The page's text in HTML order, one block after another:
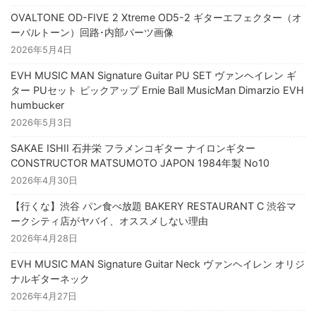
OVALTONE OD-FIVE 2 Xtreme OD5-2 ギターエフェクター（オ
ーバルトーン）回路･内部パーツ画像
2026年5月4日
EVH MUSIC MAN Signature Guitar PU SET ヴァンヘイレン ギ
ター PUセット ピックアップ Ernie Ball MusicMan Dimarzio EVH
humbucker
2026年5月3日
SAKAE ISHII 石井栄 フラメンコギター ナイロンギター
CONSTRUCTOR MATSUMOTO JAPON 1984年製 No10
2026年4月30日
【行くな】渋谷 パン食べ放題 BAKERY RESTAURANT C 渋谷マ
ークシティ店がヤバイ、オススメしない理由
2026年4月28日
EVH MUSIC MAN Signature Guitar Neck ヴァンヘイレン オリジ
ナルギターネック
2026年4月27日